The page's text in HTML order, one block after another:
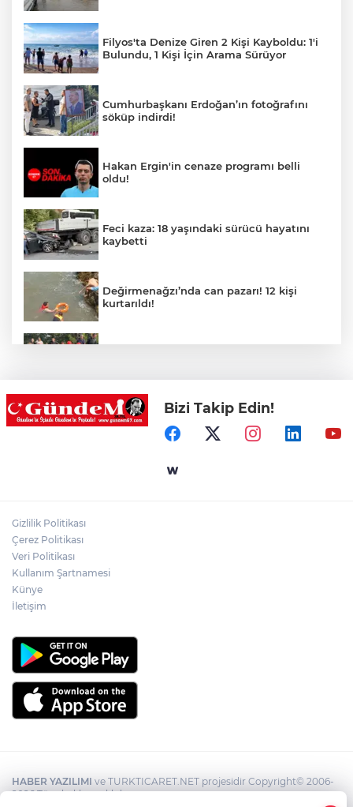
Filyos'ta Denize Giren 2 Kişi Kayboldu: 1'i
Bulundu, 1 Kişi İçin Arama Sürüyor
Cumhurbaşkanı Erdoğan’ın fotoğrafını
söküp indirdi!
Hakan Ergin'in cenaze programı belli
oldu!
Feci kaza: 18 yaşındaki sürücü hayatını
kaybetti
Değirmenağzı’nda can pazarı! 12 kişi
kurtarıldı!
Şaşırtmadı! Akaryakıta bir zam daha
geliyor!
Zonguldak'ta Denizde Can Pazarı: Suda
Bizi Takip Edin!
Gizlilik Politikası
Çerez Politikası
Veri Politikası
Kullanım Şartnamesi
Künye
İletişim
HABER YAZILIMI ve TURKTICARET.NET projesidir Copyright© 2006-
2026 Tüm hakları saklıdır.